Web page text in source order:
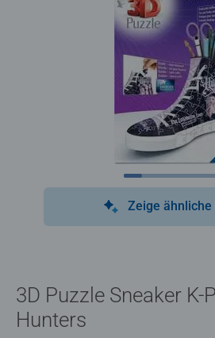
Zeige ähnliche
3D Puzzle Sneaker K-
Hunters